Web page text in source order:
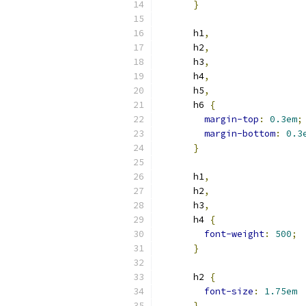
}
      h1
,
      h2
,
      h3
,
      h4
,
      h5
,
      h6
{
margin-top : 0.3em;
margin-bottom:
}
      h1
,
      h2
,
      h3
,
      h4
{
font-weight: 500;
}
      h2
{
font-size :
1.75em